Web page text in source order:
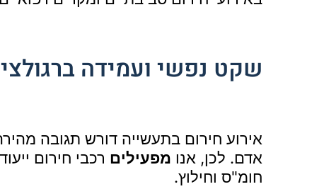
שקט נפשי ועמידה
אירוע חירום בתעשייה דורש תגובה
אדם. לכן, אנו מפעילים רכבי חירום
חומ"ס וחילוץ.